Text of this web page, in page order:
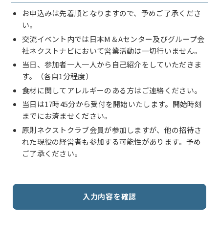
お申込みは先着順となりますので、予めご了承くださ
い。
交流イベント内では日本M＆Aセンター及びグループ会
社ネクストナビにおいて営業活動は一切行いません。
当日、参加者一人一人から自己紹介をしていただきま
す。（各自1分程度）
食材に関してアレルギーのある方はご連絡ください。
当日は17時45分から受付を開始いたします。開始時刻
までにお済ませください。
原則ネクストクラブ会員が参加しますが、他の招待さ
れた現役の経営者も参加する可能性があります。予め
ご了承ください。